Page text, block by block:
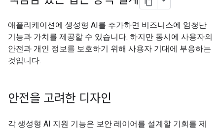
애플리케이션에 생성형 AI를 추가하면 비즈니스에 엄청난
기능과 가치를 제공할 수 있습니다. 하지만 동시에 사용자의
안전과 개인 정보를 보호하기 위해 사용자 기대에 부응하는
것입니다.
안전을 고려한 디자인
각 생성형 AI 지원 기능은 보안 레이어를 설계할 기회를 제